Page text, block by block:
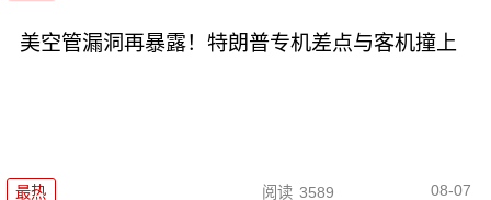
美空管漏洞再暴露！特朗普专机差点与客机撞上
最热 阅读 3589 08-07